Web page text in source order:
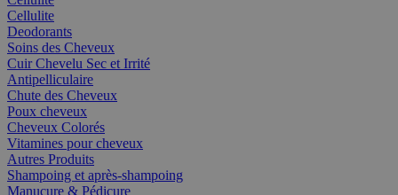
Cellulite
Deodorants
Soins des Cheveux
Cuir Chevelu Sec et Irrité
Antipelliculaire
Chute des Cheveux
Poux cheveux
Cheveux Colorés
Vitamines pour cheveux
Autres Produits
Shampoing et après-shampoing
Manucure & Pédicure